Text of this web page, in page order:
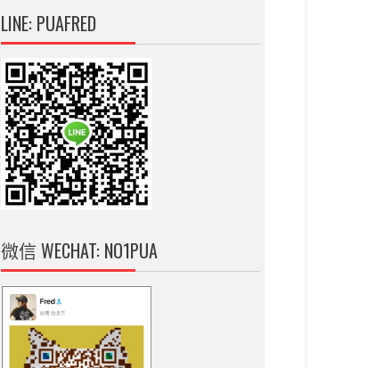
LINE: PUAFRED
微信 WECHAT: NO1PUA